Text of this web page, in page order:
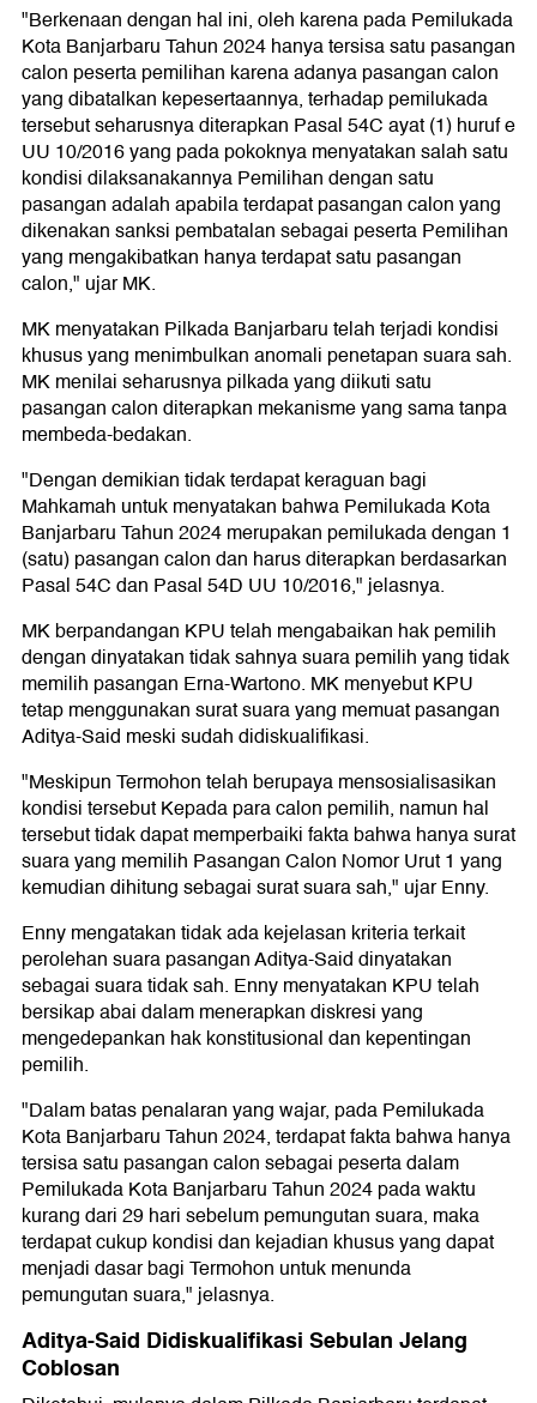
"Berkenaan dengan hal ini, oleh karena pada Pemilukada
Kota Banjarbaru Tahun 2024 hanya tersisa satu pasangan
calon peserta pemilihan karena adanya pasangan calon
yang dibatalkan kepesertaannya, terhadap pemilukada
tersebut seharusnya diterapkan Pasal 54C ayat (1) huruf e
UU 10/2016 yang pada pokoknya menyatakan salah satu
kondisi dilaksanakannya Pemilihan dengan satu
pasangan adalah apabila terdapat pasangan calon yang
dikenakan sanksi pembatalan sebagai peserta Pemilihan
yang mengakibatkan hanya terdapat satu pasangan
calon," ujar MK.
MK menyatakan Pilkada Banjarbaru telah terjadi kondisi
khusus yang menimbulkan anomali penetapan suara sah.
MK menilai seharusnya pilkada yang diikuti satu
pasangan calon diterapkan mekanisme yang sama tanpa
membeda-bedakan.
"Dengan demikian tidak terdapat keraguan bagi
Mahkamah untuk menyatakan bahwa Pemilukada Kota
Banjarbaru Tahun 2024 merupakan pemilukada dengan 1
(satu) pasangan calon dan harus diterapkan berdasarkan
Pasal 54C dan Pasal 54D UU 10/2016," jelasnya.
MK berpandangan KPU telah mengabaikan hak pemilih
dengan dinyatakan tidak sahnya suara pemilih yang tidak
memilih pasangan Erna-Wartono. MK menyebut KPU
tetap menggunakan surat suara yang memuat pasangan
Aditya-Said meski sudah didiskualifikasi.
"Meskipun Termohon telah berupaya mensosialisasikan
kondisi tersebut Kepada para calon pemilih, namun hal
tersebut tidak dapat memperbaiki fakta bahwa hanya surat
suara yang memilih Pasangan Calon Nomor Urut 1 yang
kemudian dihitung sebagai surat suara sah," ujar Enny.
Enny mengatakan tidak ada kejelasan kriteria terkait
perolehan suara pasangan Aditya-Said dinyatakan
sebagai suara tidak sah. Enny menyatakan KPU telah
bersikap abai dalam menerapkan diskresi yang
mengedepankan hak konstitusional dan kepentingan
pemilih.
"Dalam batas penalaran yang wajar, pada Pemilukada
Kota Banjarbaru Tahun 2024, terdapat fakta bahwa hanya
tersisa satu pasangan calon sebagai peserta dalam
Pemilukada Kota Banjarbaru Tahun 2024 pada waktu
kurang dari 29 hari sebelum pemungutan suara, maka
terdapat cukup kondisi dan kejadian khusus yang dapat
menjadi dasar bagi Termohon untuk menunda
pemungutan suara," jelasnya.
Aditya-Said Didiskualifikasi Sebulan Jelang
Coblosan